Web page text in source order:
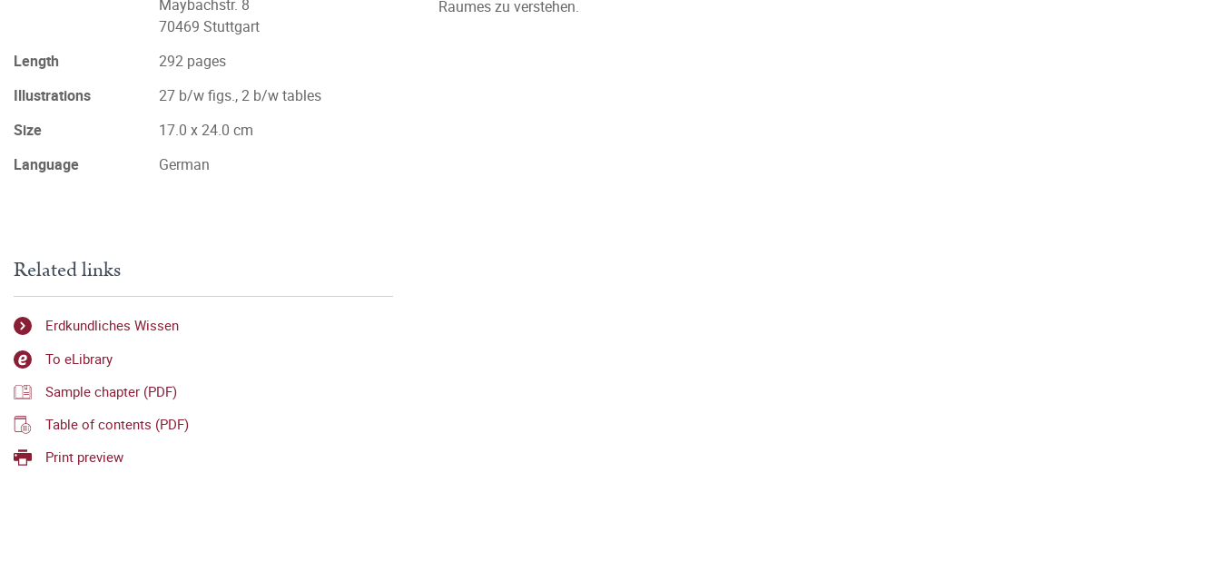
Raumes zu verstehen.
Maybachstr. 8
70469 Stuttgart
Length
292 pages
Illustrations
27 b/w figs., 2 b/w tables
Size
17.0 x 24.0 cm
Language
German
Related links
Erdkundliches Wissen
To eLibrary
Sample chapter (PDF)
Table of contents (PDF)
Print preview